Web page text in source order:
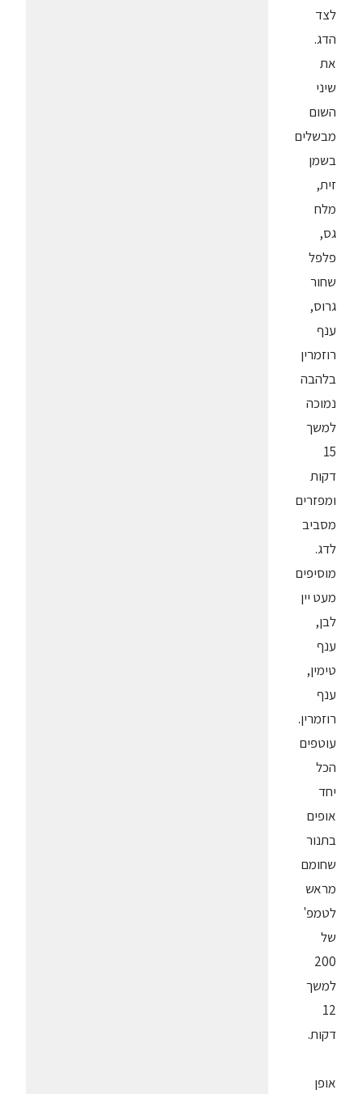
לצד
הדג.
את
שיני
השום
מבשלים
בשמן
זית,
מלח
גס,
פלפל
שחור
גרוס,
ענף
רוזמרין
בלהבה
נמוכה
למשך
15
דקות
ומפזרים
מסביב
לדג.
מוסיפים
מעט יין
לבן,
ענף
טימין,
ענף
רוזמרין.
עוטפים
הכל
יחד
אופים
בתנור
שחומם
מראש
לטמפ'
של
200
למשך
12
דקות.
אופן